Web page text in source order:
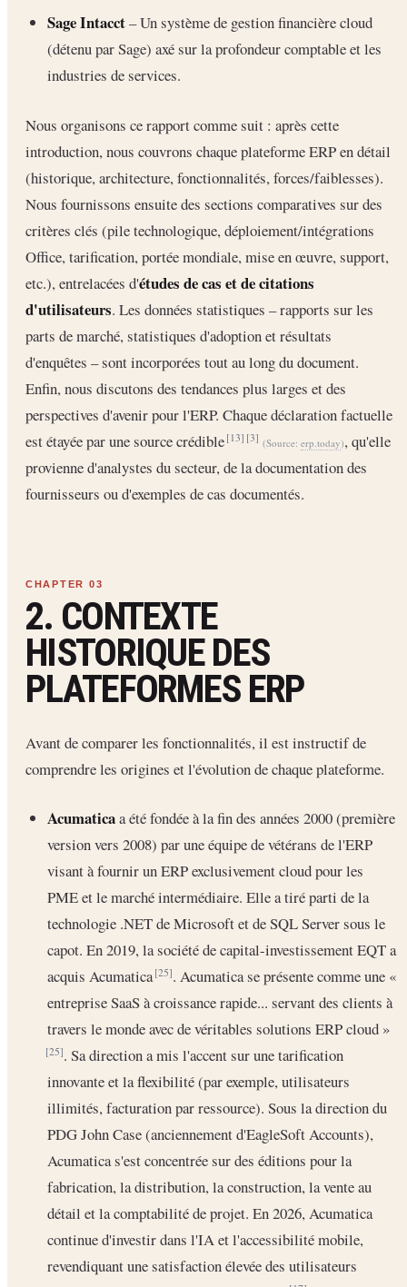
Sage Intacct– Un système de gestion financière cloud
(détenu par Sage) axé sur la profondeur comptable et les
industries de services.
Nous organisons ce rapport comme suit : après cette
introduction, nous couvrons chaque plateforme ERP en détail
(historique, architecture, fonctionnalités, forces/faiblesses).
Nous fournissons ensuite des sections comparatives sur des
critères clés (pile technologique, déploiement/intégrations
Office, tarification, portée mondiale, mise en œuvre, support,
etc.), entrelacées d'études de cas et de citations
d'utilisateurs. Les données statistiques – rapports sur les
parts de marché, statistiques d'adoption et résultats
d'enquêtes – sont incorporées tout au long du document.
Enfin, nous discutons des tendances plus larges et des
perspectives d'avenir pour l'ERP. Chaque déclaration factuelle
est étayée par une source crédible[13] [3] (Source: erp.today), qu'elle
provienne d'analystes du secteur, de la documentation des
fournisseurs ou d'exemples de cas documentés.
2. CONTEXTE
HISTORIQUE DES
PLATEFORMES ERP
Avant de comparer les fonctionnalités, il est instructif de
comprendre les origines et l'évolution de chaque plateforme.
Acumaticaa été fondée à la fin des années 2000 (première
version vers 2008) par une équipe de vétérans de l'ERP
visant à fournir un ERP exclusivement cloud pour les
PME et le marché intermédiaire. Elle a tiré parti de la
technologie .NET de Microsoft et de SQL Server sous le
capot. En 2019, la société de capital-investissement EQT a
acquis Acumatica[25]. Acumatica se présente comme une «
entreprise SaaS à croissance rapide... servant des clients à
travers le monde avec de véritables solutions ERP cloud »
[25]. Sa direction a mis l'accent sur une tarification
innovante et la flexibilité (par exemple, utilisateurs
illimités, facturation par ressource). Sous la direction du
PDG John Case (anciennement d'EagleSoft Accounts),
Acumatica s'est concentrée sur des éditions pour la
fabrication, la distribution, la construction, la vente au
détail et la comptabilité de projet. En 2026, Acumatica
continue d'investir dans l'IA et l'accessibilité mobile,
revendiquant une satisfaction élevée des utilisateurs